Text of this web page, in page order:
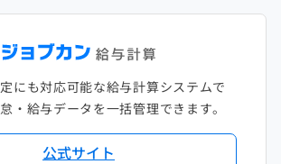
にも対応可能な給与計算システムで
・給与データを一括管理できます。
公式サイト